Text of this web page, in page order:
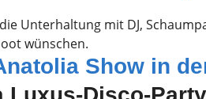
Unterhaltung mit DJ,
wünschen.
Show in